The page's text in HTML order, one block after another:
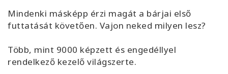
Mindenki másképp érzi magát a bárjai első
futtatását követően. Vajon neked milyen lesz?
Több, mint 9000 képzett és engedéllyel
rendelkező kezelő világszerte.